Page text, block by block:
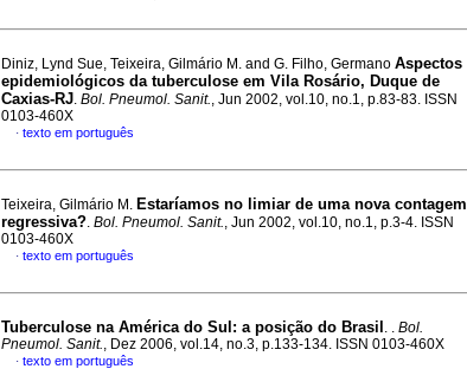
Diniz, Lynd Sue, Teixeira, Gilmário M. and G. Filho, Germano Aspectos
epidemiológicos da tuberculose em Vila Rosário, Duque de
Caxias-RJ. Bol. Pneumol. Sanit., Jun 2002, vol.10, no.1, p.83-83. ISSN
0103-460X
· texto em português
Teixeira, Gilmário M. Estaríamos no limiar de uma nova contagem
regressiva?. Bol. Pneumol. Sanit., Jun 2002, vol.10, no.1, p.3-4. ISSN
0103-460X
· texto em português
Tuberculose na América do Sul : a posição do Brasil . . Bol.
Pneumol. Sanit., Dez 2006, vol.14, no.3, p.133-134. ISSN 0103-460X
· texto em português